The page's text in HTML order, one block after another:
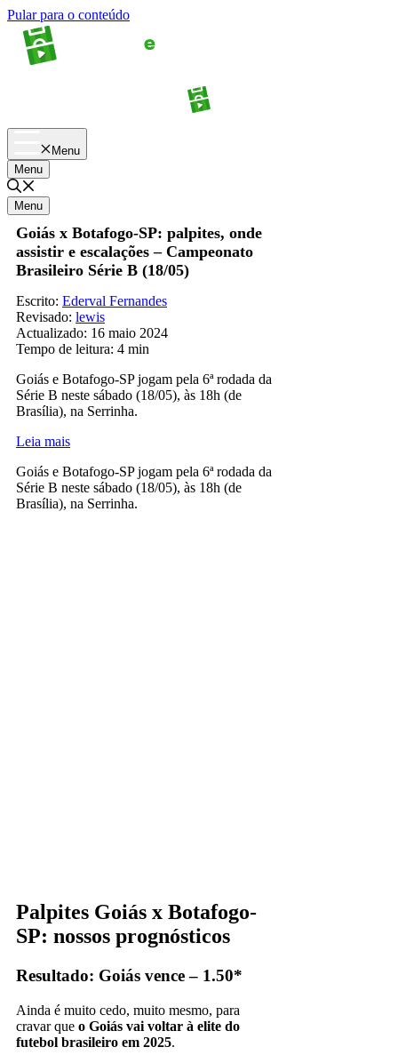
Pular para o conteúdo
Menu
Menu
Menu
Goiás x Botafogo-SP: palpites, onde
assistir e escalações – Campeonato
Brasileiro Série B (18/05)
Escrito: Ederval Fernandes
Revisado: lewis
Actualizado: 16 maio 2024
Tempo de leitura: 4 min
Goiás e Botafogo-SP jogam pela 6ª rodada da
Série B neste sábado (18/05), às 18h (de
Brasília), na Serrinha.
Leia mais
Goiás e Botafogo-SP jogam pela 6ª rodada da
Série B neste sábado (18/05), às 18h (de
Brasília), na Serrinha.
Palpites Goiás x Botafogo-
SP: nossos prognósticos
Resultado: Goiás vence – 1.50*
Ainda é muito cedo, muito mesmo, para
cravar que o Goiás vai voltar à elite do
futebol brasileiro em 2025.